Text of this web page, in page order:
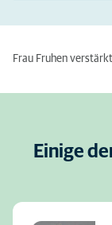
Frau Fruhen
Einige